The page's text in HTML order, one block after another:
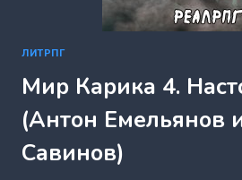
ЛИТРПГ
Мир Карика 4.
(Антон Емельянов
Савинов)